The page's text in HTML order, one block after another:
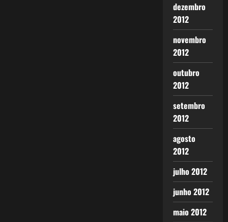
dezembro
2012
novembro
2012
outubro
2012
setembro
2012
agosto
2012
julho 2012
junho 2012
maio 2012